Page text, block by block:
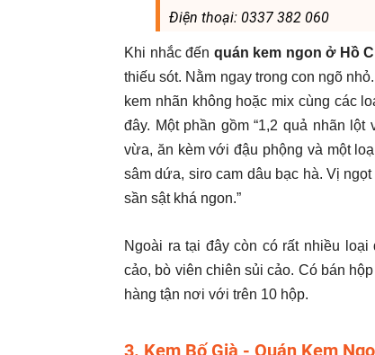
Điện thoại: 0337 382 060
Khi nhắc đến quán kem ngon ở Hồ
thiếu sót. Nằm ngay trong con ngõ
kem nhãn không hoặc mix cùng các
đây. Một phần gồm “1,2 quả nhãn
vừa, ăn kèm với đậu phộng và một
sâm dứa, siro cam dâu bạc hà. Vị
sần sật khá ngon.”
Ngoài ra tại đây còn có rất nhiều
cảo, bò viên chiên sủi cảo. Có bán
hàng tận nơi với trên 10 hộp.
3. Kem Bố Già - Quán Kem